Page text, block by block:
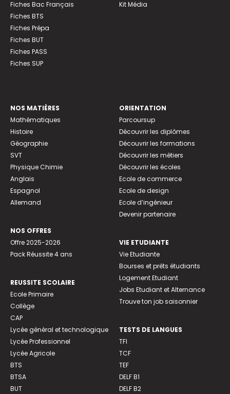
Fiches Bac Français
Fiches BTS
Fiches Prépa
Fiches BUT
Fiches PASS
Fiches SUP
Kit Média
NOS MATIÈRES
Mathématiques
Histoire
Géographie
SVT
Physique Chimie
Anglais
Espagnol
Allemand
NOS OFFRES
Offre 2025-2026
Pack Réussite 4 ans
REUSSITE SCOLAIRE
Ecole Primaire
Collège
CAP
Lycée général et technologique
Lycée Professionnel
Lycée Agricole
BTS
BTSA
BUT
ORIENTATION
Parcoursup
Découvrir les diplômes
Découvrir les formations
Découvrir les métiers
Découvrir les écoles
Ecole de commerce
Ecole de design
Ecole d’ingénieur
Devenir partenaire
VIE ETUDIANTE
Vie Etudiante
Bourses et prêts étudiants
Logement Etudiant
Jobs Etudiant et Alternance
Trouve ton job saisonnier
TESTS DE LANGUES
TFI
TCF
TEF
DELF B1
DELF B2